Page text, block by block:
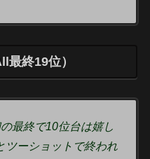
最終19位）
最終で10位台は嬉し
ツーショットで終われ